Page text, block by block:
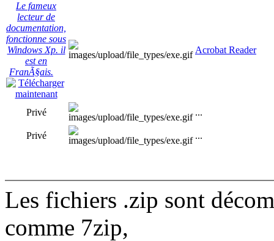
Le fameux
lecteur de
documentation,
fonctionne sous
Windows Xp. il
est en
FranÃ§ais.
Acrobat Reader
Privé ...
Privé ...
Les fichiers .zip sont
comme 7zip,